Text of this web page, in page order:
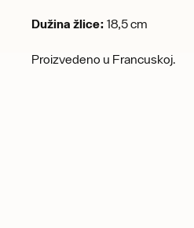
Dužina žlice: 18,5 cm
Proizvedeno u Francuskoj.